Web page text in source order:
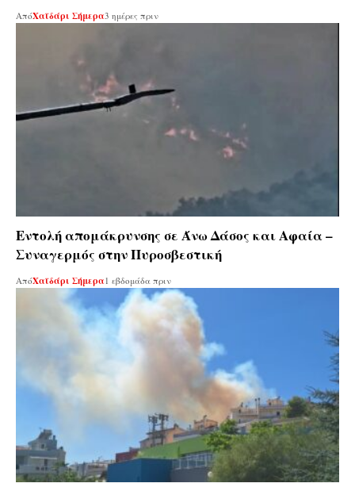
ΑπόΧαϊδάρι Σήμερα3 ημέρες πριν
Εντολή απομάκρυνσης σε Άνω Δάσος και Αφαία –
Συναγερμός στην Πυροσβεστική
ΑπόΧαϊδάρι Σήμερα1 εβδομάδα πριν